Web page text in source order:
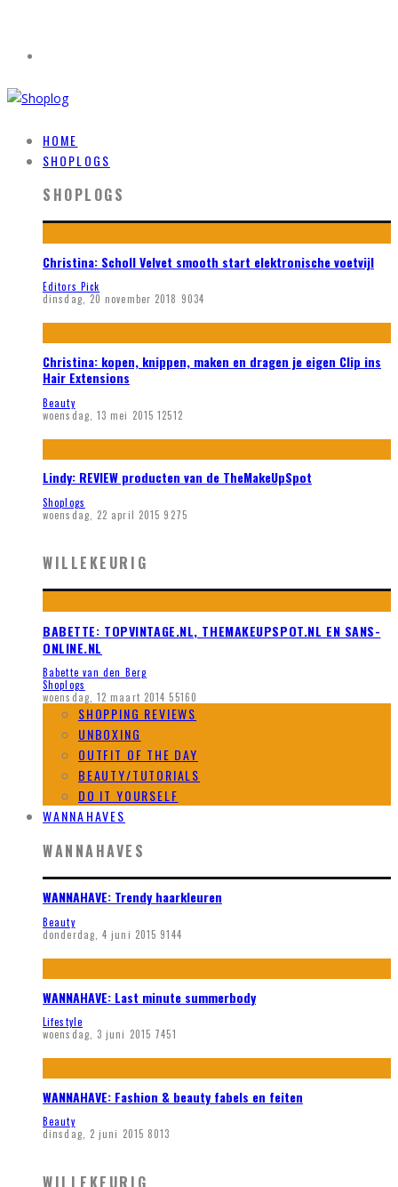
HOME
SHOPLOGS
SHOPLOGS
Christina: Scholl Velvet smooth start elektronische voetvijl
Editors Pick
dinsdag, 20 november 2018 9034
Christina: kopen, knippen, maken en dragen je eigen Clip ins
Hair Extensions
Beauty
woensdag, 13 mei 2015 12512
Lindy: REVIEW producten van de TheMakeUpSpot
Shoplogs
woensdag, 22 april 2015 9275
WILLEKEURIG
BABETTE: TOPVINTAGE.NL, THEMAKEUPSPOT.NL EN SANS-
ONLINE.NL
Babette van den Berg
Shoplogs
woensdag, 12 maart 2014 55160
SHOPPING REVIEWS
UNBOXING
OUTFIT OF THE DAY
BEAUTY/TUTORIALS
DO IT YOURSELF
WANNAHAVES
WANNAHAVES
WANNAHAVE: Trendy haarkleuren
Beauty
donderdag, 4 juni 2015 9144
WANNAHAVE: Last minute summerbody
Lifestyle
woensdag, 3 juni 2015 7451
WANNAHAVE: Fashion & beauty fabels en feiten
Beauty
dinsdag, 2 juni 2015 8013
WILLEKEURIG